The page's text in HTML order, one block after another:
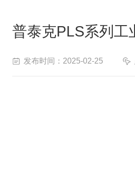
普泰克PLS系列工
发布时间：2025-02-25